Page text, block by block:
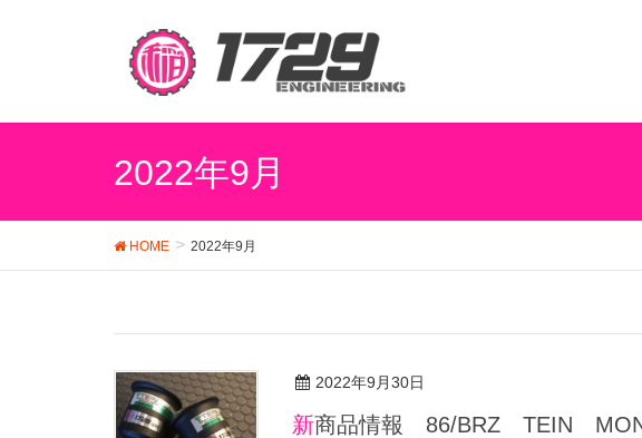
2022年9月
HOME 2022年9月
2022年9月30日
新商品情報 86/BRZ TEIN MONO Racing ショートロアブラ